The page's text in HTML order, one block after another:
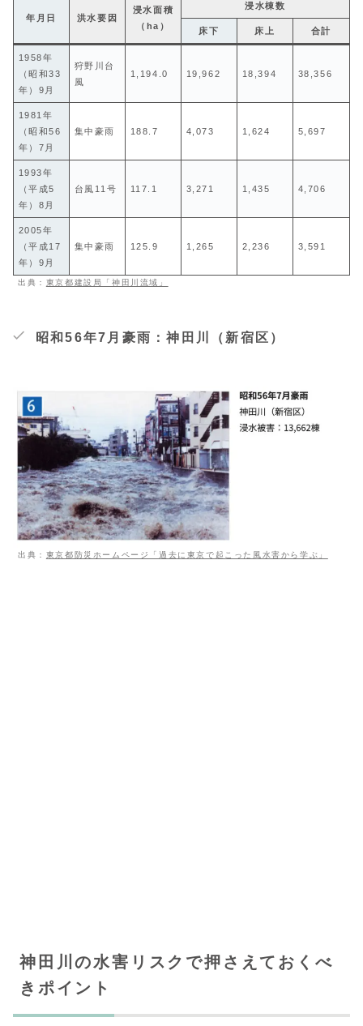
年月日 洪水要因
浸水面積
（ha）
浸水棟数
床下 床上 合計
1958年
（昭和33
年）9月
狩野川台
風
1,194.0 19,962 18,394 38,356
1981年
（昭和56
年）7月
集中豪雨 188.7 4,073 1,624 5,697
1993年
（平成5
年）8月
台風11号 117.1 3,271 1,435 4,706
2005年
（平成17
年）9月
集中豪雨 125.9 1,265 2,236 3,591
出典： 東京都建設局「神田川流域」
昭和56年7月豪雨：神田川（新宿区）
出典： 東京都防災ホームページ「過去に東京で起こった風水害から学ぶ」
神田川の水害リスクで押さえておくべ
きポイント